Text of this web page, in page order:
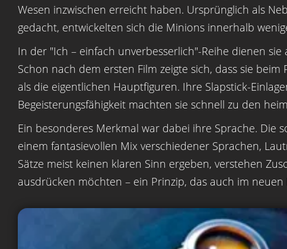
Wesen inzwischen erreicht haben. Ursprünglich als
gedacht, entwickelten sich die Minions innerhalb
In der "Ich – einfach unverbesserlich"-Reihe dienen
Schon nach dem ersten Film zeigte sich, dass sie
als die eigentlichen Hauptfiguren. Ihre Slapstick-
Begeisterungsfähigkeit machten sie schnell zu den
Ein besonderes Merkmal war dabei ihre Sprache. Die
einem fantasievollen Mix verschiedener Sprachen,
Sätze meist keinen klaren Sinn ergeben, verstehen
ausdrücken möchten – ein Prinzip, das auch im